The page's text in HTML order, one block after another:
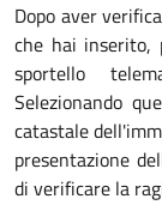
Dopo aver
che hai inserito,
sportello
Selezionando
catastale
presentazione
di verificare la